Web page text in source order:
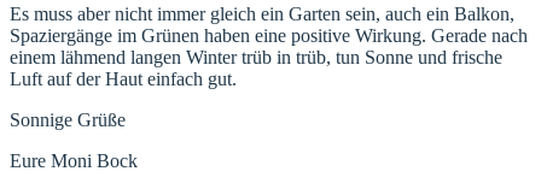
Es muss aber nicht immer gleich ein Garten sein, auch ein Balkon,
Spaziergänge im Grünen haben eine positive Wirkung. Gerade nach
einem lähmend langen Winter trüb in trüb, tun Sonne und frische
Luft auf der Haut einfach gut.
Sonnige Grüße
Eure Moni Bock